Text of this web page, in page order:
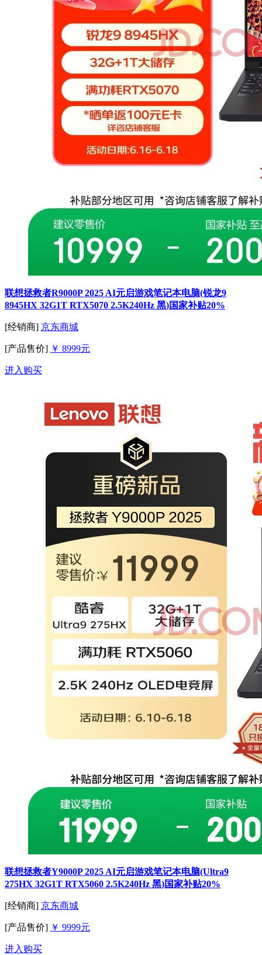
联想拯救者R9000P 2025 AI元启游戏笔记本电脑(锐龙9
8945HX 32G1T RTX5070 2.5K240Hz 黑)国家补贴20%
[经销商] 京东商城
[产品售价] ￥ 8999元
进入购买
联想拯救者Y9000P 2025 AI元启游戏笔记本电脑(Ultra9
275HX 32G1T RTX5060 2.5K240Hz 黑)国家补贴20%
[经销商] 京东商城
[产品售价] ￥ 9999元
进入购买